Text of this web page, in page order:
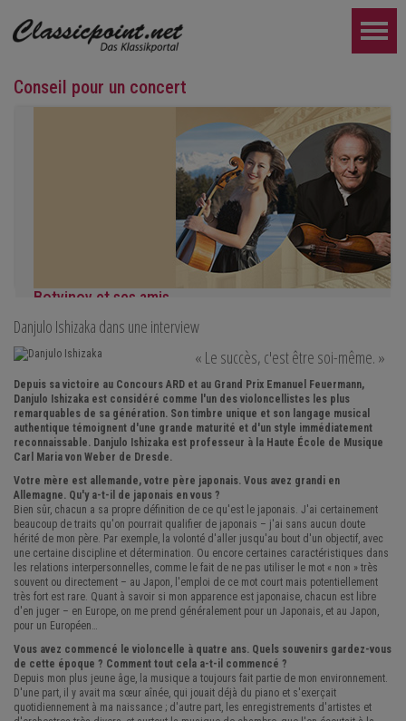
Conseil pour un concert
Botvinov et ses amis
5 octobre, Kleine Tonhalle, 19h30 :
Œuvres de Sergueï Rachmaninov, Robert Schumann et Astor
Danjulo Ishizaka dans une interview
« Le succès, c'est être soi-même. »
Depuis sa victoire au Concours ARD et au Grand Prix Emanuel Feuermann,
Danjulo Ishizaka est considéré comme l'un des violoncellistes les plus
remarquables de sa génération. Son timbre unique et son langage musical
authentique témoignent d'une grande maturité et d'un style immédiatement
reconnaissable. Danjulo Ishizaka est professeur à la Haute École de Musique
Carl Maria von Weber de Dresde.
Votre mère est allemande, votre père japonais. Vous avez grandi en
Allemagne. Qu'y a-t-il de japonais en vous ?
Bien sûr, chacun a sa propre définition de ce qu'est le japonais. J'ai certainement
beaucoup de traits qu'on pourrait qualifier de japonais – j'ai sans aucun doute
hérité de mon père. Par exemple, la volonté d'aller jusqu'au bout d'un objectif, avec
une certaine discipline et détermination. Ou encore certaines caractéristiques dans
les relations interpersonnelles, comme le fait de ne pas utiliser le mot « non » très
souvent ou directement – ​​au Japon, l'emploi de ce mot court mais potentiellement
très fort est rare. Quant à savoir si mon apparence est japonaise, chacun est libre
d'en juger – en Europe, on me prend généralement pour un Japonais, et au Japon,
pour un Européen…
Vous avez commencé le violoncelle à quatre ans. Quels souvenirs gardez-vous
de cette époque ? Comment tout cela a-t-il commencé ?
Depuis mon plus jeune âge, la musique a toujours fait partie de mon environnement.
D'une part, il y avait ma sœur aînée, qui jouait déjà du piano et s'exerçait
quotidiennement à ma naissance ; d'autre part, les enregistrements d'artistes et